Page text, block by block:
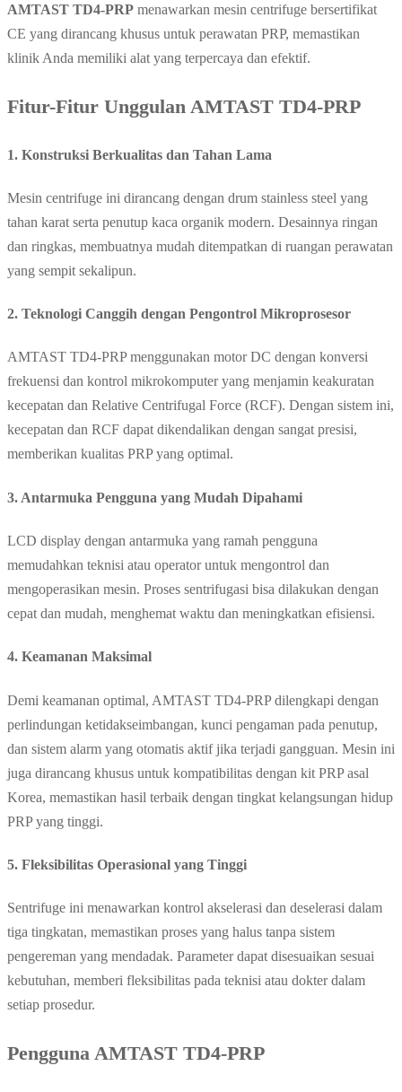
AMTAST TD4-PRP menawarkan mesin centrifuge bersertifikat
CE yang dirancang khusus untuk perawatan PRP, memastikan
klinik Anda memiliki alat yang terpercaya dan efektif.
Fitur-Fitur Unggulan AMTAST TD4-PRP
1. Konstruksi Berkualitas dan Tahan Lama
Mesin centrifuge ini dirancang dengan drum stainless steel yang
tahan karat serta penutup kaca organik modern. Desainnya ringan
dan ringkas, membuatnya mudah ditempatkan di ruangan perawatan
yang sempit sekalipun.
2. Teknologi Canggih dengan Pengontrol Mikroprosesor
AMTAST TD4-PRP menggunakan motor DC dengan konversi
frekuensi dan kontrol mikrokomputer yang menjamin keakuratan
kecepatan dan Relative Centrifugal Force (RCF). Dengan sistem ini,
kecepatan dan RCF dapat dikendalikan dengan sangat presisi,
memberikan kualitas PRP yang optimal.
3. Antarmuka Pengguna yang Mudah Dipahami
LCD display dengan antarmuka yang ramah pengguna
memudahkan teknisi atau operator untuk mengontrol dan
mengoperasikan mesin. Proses sentrifugasi bisa dilakukan dengan
cepat dan mudah, menghemat waktu dan meningkatkan efisiensi.
4. Keamanan Maksimal
Demi keamanan optimal, AMTAST TD4-PRP dilengkapi dengan
perlindungan ketidakseimbangan, kunci pengaman pada penutup,
dan sistem alarm yang otomatis aktif jika terjadi gangguan. Mesin ini
juga dirancang khusus untuk kompatibilitas dengan kit PRP asal
Korea, memastikan hasil terbaik dengan tingkat kelangsungan hidup
PRP yang tinggi.
5. Fleksibilitas Operasional yang Tinggi
Sentrifuge ini menawarkan kontrol akselerasi dan deselerasi dalam
tiga tingkatan, memastikan proses yang halus tanpa sistem
pengereman yang mendadak. Parameter dapat disesuaikan sesuai
kebutuhan, memberi fleksibilitas pada teknisi atau dokter dalam
setiap prosedur.
Pengguna AMTAST TD4-PRP